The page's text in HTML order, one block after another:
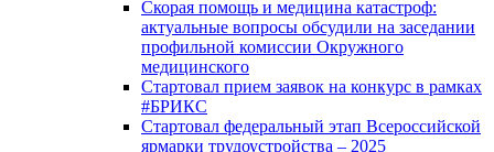
Скорая помощь и медицина катастроф:
актуальные вопросы обсудили на заседании
профильной комиссии Окружного
медицинского
Стартовал прием заявок на конкурс в рамках
#БРИКС
Стартовал федеральный этап Всероссийской
ярмарки трудоустройства – 2025